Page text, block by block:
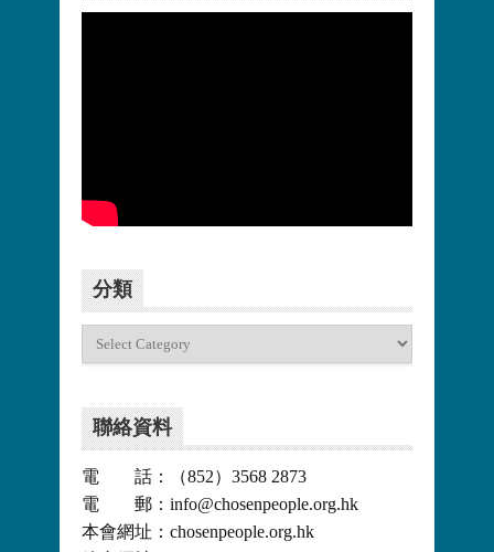
分類
聯絡資料
電 話：（852）3568 2873
電 郵：info@chosenpeople.org.hk
本會網址：chosenpeople.org.hk